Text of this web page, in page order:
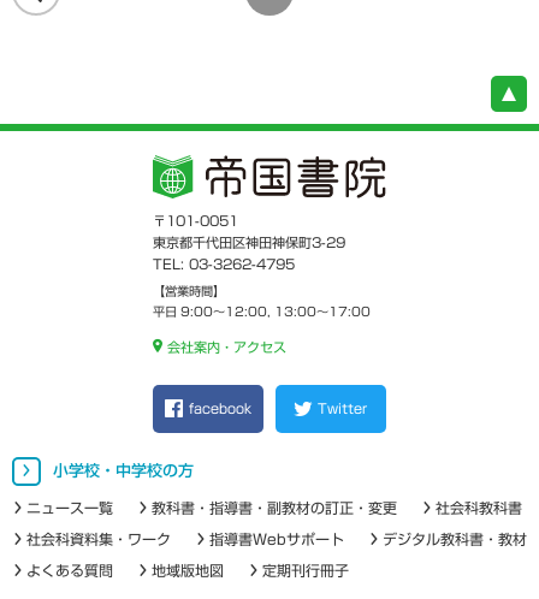
〒101-0051
東京都千代田区神田神保町3-29
TEL: 03-3262-4795
【営業時間】
平日 9:00～12:00, 13:00～17:00
会社案内・アクセス
facebook Twitter
小学校・中学校の方
ニュース一覧 教科書・指導書・副教材の訂正・変更 社会科教科書
社会科資料集・ワーク 指導書Webサポート デジタル教科書・教材
よくある質問 地域版地図 定期刊行冊子